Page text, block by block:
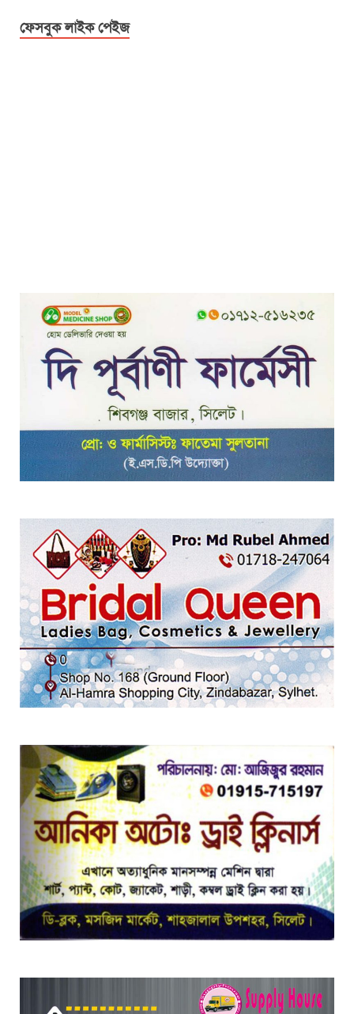
ফেসবুক লাইক পেইজ